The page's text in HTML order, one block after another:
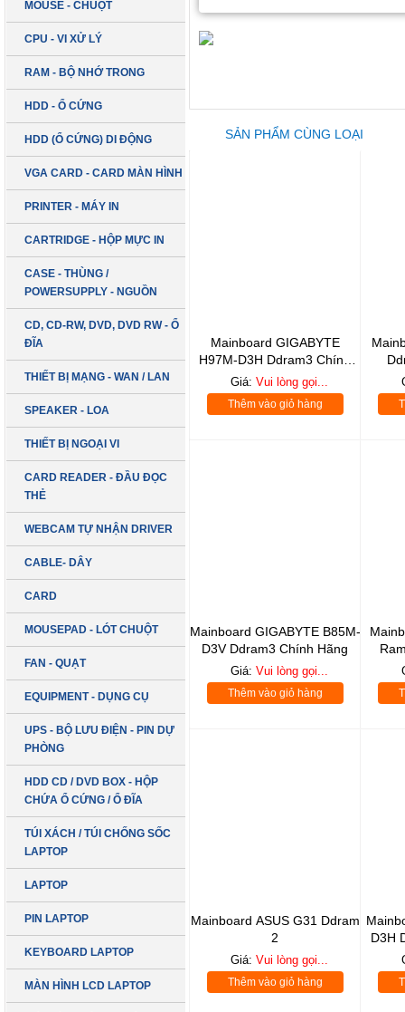
MOUSE - CHUỘT
CPU - VI XỬ LÝ
RAM - BỘ NHỚ TRONG
HDD - Ổ CỨNG
HDD (Ổ CỨNG) DI ĐỘNG
VGA CARD - CARD MÀN HÌNH
PRINTER - MÁY IN
CARTRIDGE - HỘP MỰC IN
CASE - THÙNG /
POWERSUPPLY - NGUỒN
CD, CD-RW, DVD, DVD RW - Ổ
ĐĨA
THIẾT BỊ MẠNG - WAN / LAN
SPEAKER - LOA
THIẾT BỊ NGOẠI VI
CARD READER - ĐẦU ĐỌC
THẺ
WEBCAM TỰ NHẬN DRIVER
CABLE- DÂY
CARD
MOUSEPAD - LÓT CHUỘT
FAN - QUẠT
EQUIPMENT - DỤNG CỤ
UPS - BỘ LƯU ĐIỆN - PIN DỰ
PHÒNG
HDD CD / DVD BOX - HỘP
CHỨA Ổ CỨNG / Ổ ĐĨA
TÚI XÁCH / TÚI CHỐNG SỐC
LAPTOP
LAPTOP
PIN LAPTOP
KEYBOARD LAPTOP
MÀN HÌNH LCD LAPTOP
SẢN PHẨM CÙNG LOẠI
Mainboard GIGABYTE
H97M-D3H Ddram3 Chính
Hãng
Giá:Vui lòng gọi...
Thêm vào giỏ hàng
Mainboard GIGABYTE B85M-
D3V Ddram3 Chính Hãng
Giá:Vui lòng gọi...
Thêm vào giỏ hàng
Mainboard ASUS G31 Ddram
2
Giá:Vui lòng gọi...
Thêm vào giỏ hàng
D3H